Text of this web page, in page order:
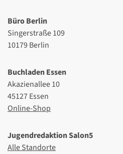
Büro Berlin
Singerstraße 109
10179 Berlin
Buchladen Essen
Akazienallee 10
45127 Essen
Online-Shop
Jugendredaktion Salon5
Alle Standorte